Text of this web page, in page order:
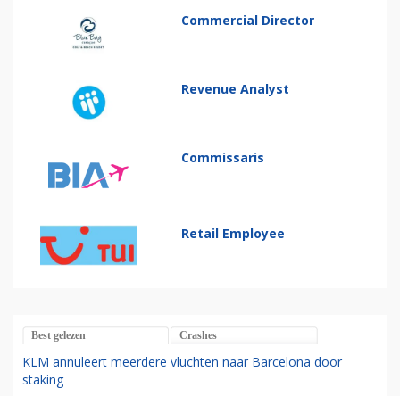
Commercial Director
Revenue Analyst
Commissaris
Retail Employee
Best gelezen Crashes
KLM annuleert meerdere vluchten naar Barcelona door
staking